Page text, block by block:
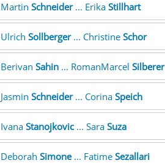
Martin Schneider... Erika Stillhart
Ulrich Sollberger... Christine Schor
Berivan Sahin... RomanMarcel Silberer
Jasmin Schneider... Corina Speich
Ivana Stanojkovic... Sara Suza
Deborah Simone... Fatime Sezallari